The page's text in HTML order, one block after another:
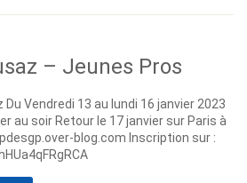
– Jeunes Pros
Du Vendredi 13 au lundi 16 janvier 2023
au soir Retour le 17 janvier sur Paris à
blog.com Inscription sur :